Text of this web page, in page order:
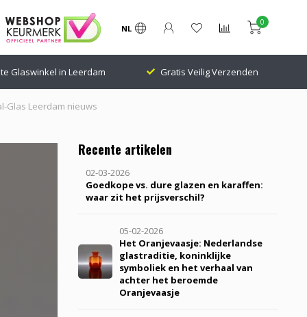
NL
0
Veilig Verzenden 24.000 Volgers Klantenscore: 9.1
Glas Leerdam nieuws
Recente artikelen
02-03-2026
Goedkope vs. dure glazen en karaffen:
waar zit het prijsverschil?
05-02-2026
Het Oranjevaasje: Nederlandse
glastraditie, koninklijke
symboliek en het verhaal van
achter het beroemde
Oranjevaasje